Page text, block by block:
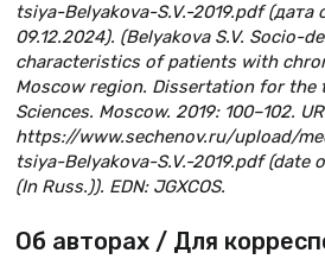
tsiya-Belyakova-S.V.-2019.pdf (дата
09.12.2024). (Belyakova S.V. Socio-
characteristics of patients with
Moscow region. Dissertation for the
Sciences. Moscow. 2019: 100–102.
https://www.sechenov.ru/upload/
tsiya-Belyakova-S.V.-2019.pdf (date
(In Russ.)). EDN: JGXCOS.
Об авторах / Для